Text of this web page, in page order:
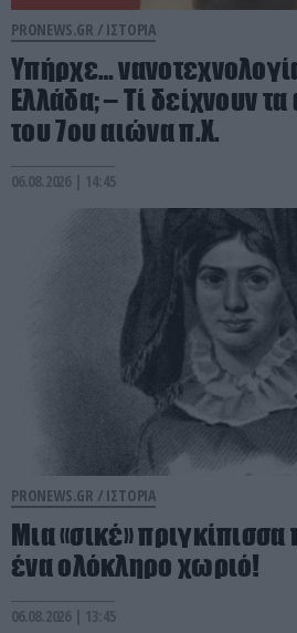
PRONEWS.GR / ΙΣΤΟΡΙΑ
Υπήρχε…
Ελλάδα; – Τί δείχνουν τα
του 7ου αιώνα π.Χ.
06.08.2026 | 14:45
PRONEWS.GR / ΙΣΤΟΡΙΑ
Μια «σικέ»
ένα ολόκληρο χωριό!
06.08.2026 | 13:45